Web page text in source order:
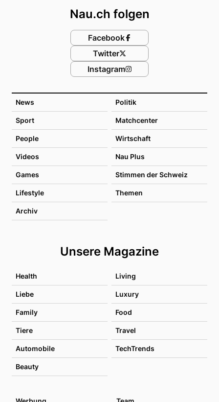
News Politik
Sport Matchcenter
People Wirtschaft
Videos Nau Plus
Games Stimmen der Schweiz
Lifestyle Themen
Archiv
Unsere Magazine
Health Living
Liebe Luxury
Family Food
Tiere Travel
Automobile TechTrends
Beauty
Nau.ch folgen
Facebook
Twitter
Instagram